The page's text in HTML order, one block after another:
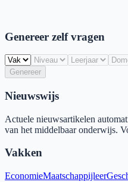
Genereer zelf vragen
Genereer
Nieuwswijs
Actuele nieuwsartikelen
van het middelbaar onderwijs.
Vakken
EconomieMaatschappijleer